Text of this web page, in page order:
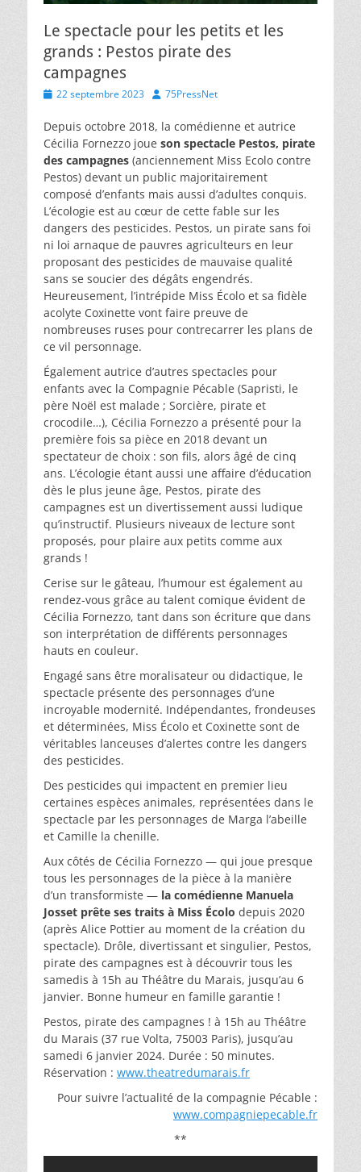
Le spectacle pour les petits et les
grands : Pestos pirate des
campagnes
Posted
22 septembre 2023 Author
75PressNet
Depuis octobre 2018, la comédienne et autrice
Cécilia Fornezzo joue son spectacle Pestos, pirate
des campagnes (anciennement Miss Ecolo contre
Pestos) devant un public majoritairement
composé d’enfants mais aussi d’adultes conquis.
L’écologie est au cœur de cette fable sur les
dangers des pesticides. Pestos, un pirate sans foi
ni loi arnaque de pauvres agriculteurs en leur
proposant des pesticides de mauvaise qualité
sans se soucier des dégâts engendrés.
Heureusement, l’intrépide Miss Écolo et sa fidèle
acolyte Coxinette vont faire preuve de
nombreuses ruses pour contrecarrer les plans de
ce vil personnage.
Également autrice d’autres spectacles pour
enfants avec la Compagnie Pécable (Sapristi, le
père Noël est malade ; Sorcière, pirate et
crocodile…), Cécilia Fornezzo a présenté pour la
première fois sa pièce en 2018 devant un
spectateur de choix : son fils, alors âgé de cinq
ans. L’écologie étant aussi une affaire d’éducation
dès le plus jeune âge, Pestos, pirate des
campagnes est un divertissement aussi ludique
qu’instructif. Plusieurs niveaux de lecture sont
proposés, pour plaire aux petits comme aux
grands !
Cerise sur le gâteau, l’humour est également au
rendez-vous grâce au talent comique évident de
Cécilia Fornezzo, tant dans son écriture que dans
son interprétation de différents personnages
hauts en couleur.
Engagé sans être moralisateur ou didactique, le
spectacle présente des personnages d’une
incroyable modernité. Indépendantes, frondeuses
et déterminées, Miss Écolo et Coxinette sont de
véritables lanceuses d’alertes contre les dangers
des pesticides.
Des pesticides qui impactent en premier lieu
certaines espèces animales, représentées dans le
spectacle par les personnages de Marga l’abeille
et Camille la chenille.
Aux côtés de Cécilia Fornezzo — qui joue presque
tous les personnages de la pièce à la manière
d’un transformiste — la comédienne Manuela
Josset prête ses traits à Miss Écolo depuis 2020
(après Alice Pottier au moment de la création du
spectacle). Drôle, divertissant et singulier, Pestos,
pirate des campagnes est à découvrir tous les
samedis à 15h au Théâtre du Marais, jusqu’au 6
janvier. Bonne humeur en famille garantie !
Pestos, pirate des campagnes ! à 15h au Théâtre
du Marais (37 rue Volta, 75003 Paris), jusqu’au
samedi 6 janvier 2024. Durée : 50 minutes.
Réservation : www.theatredumarais.fr
Pour suivre l’actualité de la compagnie Pécable :
www.compagniepecable.fr
**